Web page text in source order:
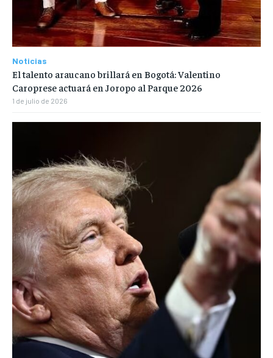
Noticias
El talento araucano brillará en Bogotá: Valentino
Caroprese actuará en Joropo al Parque 2026
1 de julio de 2026